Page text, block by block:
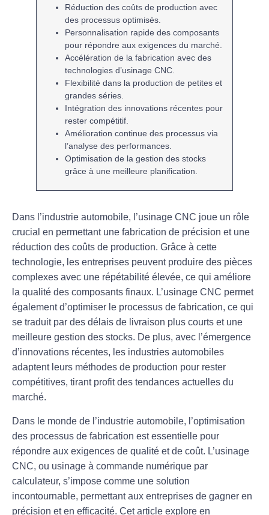
Réduction descoûts de production avec
des processus optimisés.
Personnalisation rapide descomposants
pour répondre aux exigences du marché.
Accélération de lafabrication avec des
technologies d’usinage CNC
Flexibilité dans la production de petites et
grandes séries.
Intégration des innovations récentes pour
rester compétitif.
Amélioration continue des processus via
l’analyse des performances.
Optimisation de lagestion des stocks
grâce à une meilleure planification.
Dans l’industrie automobile, l’usinage CNC joue un rôle
crucial en permettant une fabrication de précision et une
réduction des coûts de production. Grâce à cette
technologie, les entreprises peuvent produire des pièces
complexes avec une répétabilité élevée, ce qui améliore
la qualité des composants finaux. L’usinage CNC permet
également d’optimiser le processus de fabrication, ce qui
se traduit par des délais de livraison plus courts et une
meilleure gestion des stocks. De plus, avec l’émergence
d’innovations récentes, les industries automobiles
adaptent leurs méthodes de production pour rester
compétitives, tirant profit des tendances actuelles du
marché.
Dans le monde de l’industrie automobile, l’optimisation
des processus de fabrication est essentielle pour
répondre aux exigences de qualité et de coût. L’usinage
CNC, ou usinage à commande numérique par
calculateur, s’impose comme une solution
incontournable, permettant aux entreprises de gagner en
précision et en efficacité. Cet article explore en